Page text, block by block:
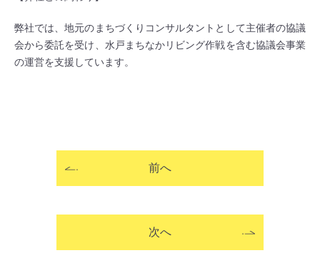
弊社では、地元のまちづくりコンサルタントとして主催者の協議
会から委託を受け、水戸まちなかリビング作戦を含む協議会事業
の運営を支援しています。
前へ
次へ